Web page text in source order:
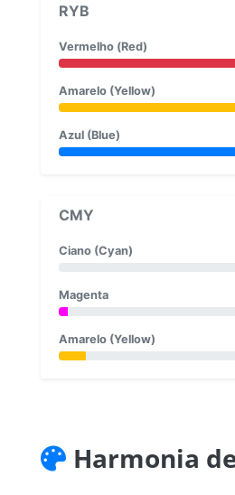
RYB
Vermelho (Red)
Amarelo (Yellow)
Azul (Blue)
CMY
Ciano (Cyan)
Magenta
Amarelo (Yellow)
Harmonia